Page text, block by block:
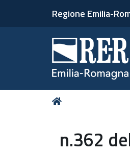
Regione Emilia-
Tu
n.362